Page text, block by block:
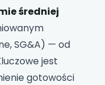
średniej
SG&A) — od
jest
gotowości